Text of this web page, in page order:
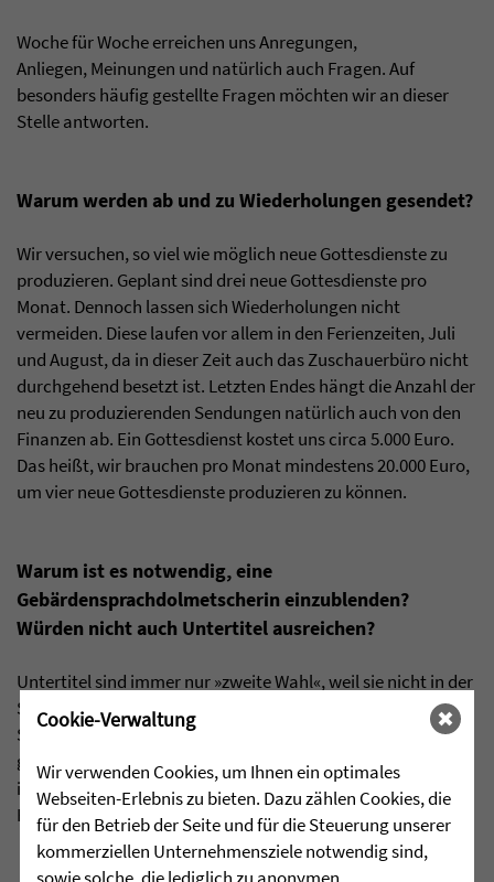
Woche für Woche erreichen uns Anregungen,
Anliegen, Meinungen und natürlich auch Fragen. Auf
besonders häufig gestellte Fragen möchten wir an dieser
Stelle antworten.
Warum werden ab und zu Wiederholungen gesendet?
Wir versuchen, so viel wie möglich neue Gottesdienste zu
produzieren. Geplant sind drei neue Gottesdienste pro
Monat. Dennoch lassen sich Wiederholungen nicht
vermeiden. Diese laufen vor allem in den Ferienzeiten, Juli
und August, da in dieser Zeit auch das Zuschauerbüro nicht
durchgehend besetzt ist. Letzten Endes hängt die Anzahl der
neu zu produzierenden Sendungen natürlich auch von den
Finanzen ab. Ein Gottesdienst kostet uns circa 5.000 Euro.
Das heißt, wir brauchen pro Monat mindestens 20.000 Euro,
um vier neue Gottesdienste produzieren zu können.
Warum ist es notwendig, eine
Gebärdensprachdolmetscherin einzublenden?
Würden nicht auch Untertitel ausreichen?
Untertitel sind immer nur »zweite Wahl«, weil sie nicht in der
Sprache der Gehörlosen geschrieben sind. Die deutsche
Schrift- und Lautsprache unterscheidet sich recht
grundlegend von der Deutschen Gebärdensprache. Deshalb
ist uns die
Übersetzung in Gebärdensprache
ein
Herzensanliegen.
Cookie-Verwaltung
Wir verwenden Cookies, um Ihnen ein optimales
Webseiten-Erlebnis zu bieten. Dazu zählen Cookies, die
für den Betrieb der Seite und für die Steuerung unserer
kommerziellen Unternehmensziele notwendig sind,